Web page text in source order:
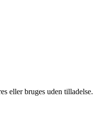
eller bruges uden tilladelse.